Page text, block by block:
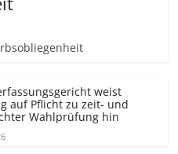
weist
auf Pflicht zu zeit- und
Wahlprüfung hin